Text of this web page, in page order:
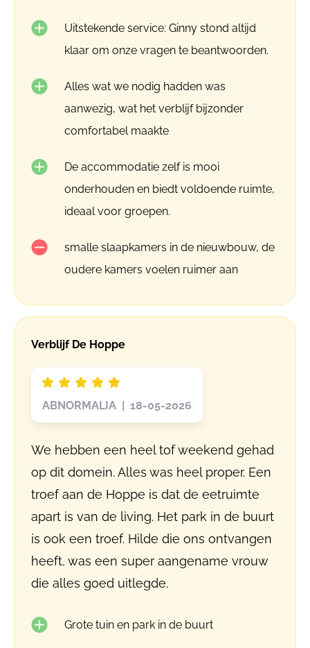
Uitstekende service: Ginny stond altijd
klaar om onze vragen te beantwoorden.
Alles wat we nodig hadden was
aanwezig, wat het verblijf bijzonder
comfortabel maakte
De accommodatie zelf is mooi
onderhouden en biedt voldoende ruimte,
ideaal voor groepen.
smalle slaapkamers in de nieuwbouw, de
oudere kamers voelen ruimer aan
Verblijf De Hoppe
ABNORMALIA | 18-05-2026
We hebben een heel tof weekend gehad
op dit domein. Alles was heel proper. Een
troef aan de Hoppe is dat de eetruimte
apart is van de living. Het park in de buurt
is ook een troef. Hilde die ons ontvangen
heeft, was een super aangename vrouw
die alles goed uitlegde.
Grote tuin en park in de buurt